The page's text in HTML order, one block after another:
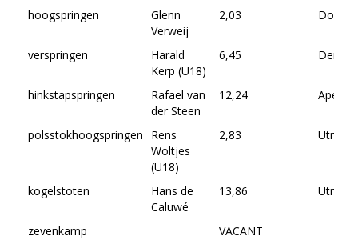
hoogspringen
Glenn
Verweij
2,03
verspringen
Harald
Kerp (U18)
6,45 Den
hinkstapspringen
Rafael van
der Steen
12,24
polsstokhoogspringen
Rens
Woltjes
(U18)
2,83
kogelstoten
Hans de
Caluwé
13,86 Utrecht
zevenkamp VACANT